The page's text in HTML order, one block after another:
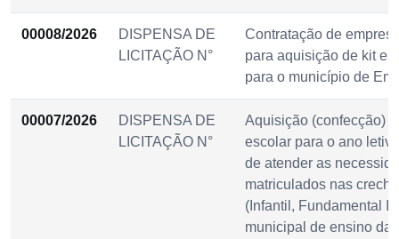
00008/2026
DISPENSA DE
LICITAÇÃO N°
Contratação de
para aquisição de kit
para o município de
00007/2026
DISPENSA DE
LICITAÇÃO N°
Aquisição (confecção)
escolar para o ano
de atender as
matriculados nas
(Infantil, Fundamental I
municipal de ensino da